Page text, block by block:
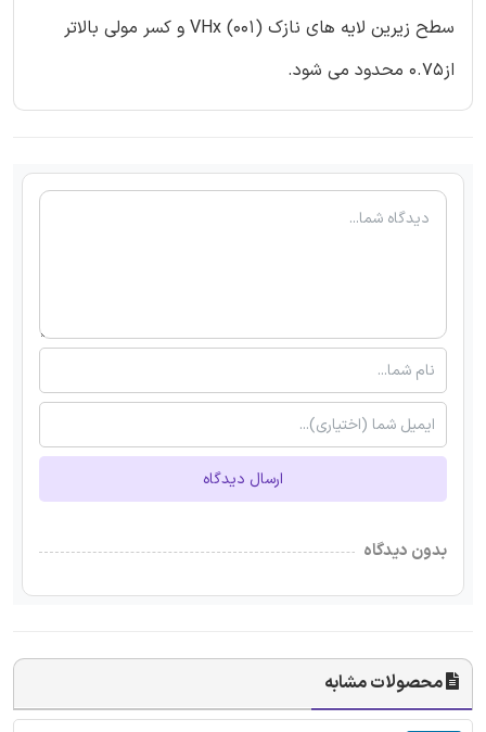
سطح زیرین لایه های نازک VHx (۰۰۱) و کسر مولی بالاتر
از0.75 محدود می شود.
ارسال دیدگاه
بدون دیدگاه
محصولات مشابه